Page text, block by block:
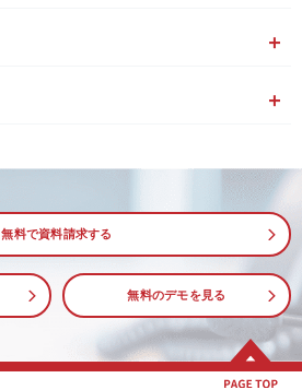
無料で資料請求する
無料のデモを見る